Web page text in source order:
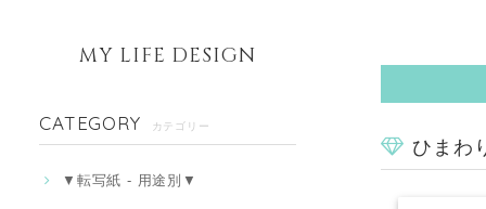
MY LIFE DESIGN
CATEGORY カテゴリー
▼転写紙 - 用途別▼
ひまわ